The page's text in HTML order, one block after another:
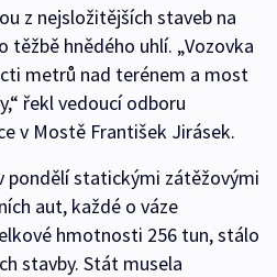
z nejsložitějších staveb na
těžbě hnědého uhlí. „Vozovka
metrů nad terénem a most
řekl vedoucí odboru
v Mostě František Jirásek.
pondělí statickými zátěžovými
aut, každé o váze
hmotnosti 256 tun, stálo
stavby. Stát musela